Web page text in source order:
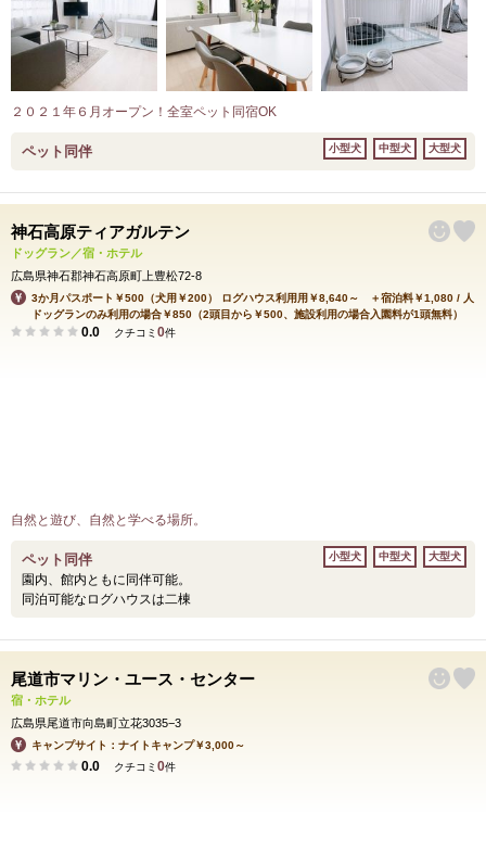
２０２１年６月オープン！全室ペット同宿OK
ペット同伴 小型犬 中型犬 大型犬
神石高原ティアガルテン
ドッグラン／宿・ホテル
広島県神石郡神石高原町上豊松72-8
3か月パスポート￥500（犬用￥200） ログハウス利用用￥8,640～ ＋宿泊料￥1,080 / 人
ドッグランのみ利用の場合￥850（2頭目から￥500、施設利用の場合入園料が1頭無料）
0.0 クチコミ 0件
自然と遊び、自然と学べる場所。
ペット同伴
園内、館内ともに同伴可能。
同泊可能なログハウスは二棟
小型犬 中型犬 大型犬
尾道市マリン・ユース・センター
宿・ホテル
広島県尾道市向島町立花3035−3
キャンプサイト：ナイトキャンプ￥3,000～
0.0 クチコミ 0件